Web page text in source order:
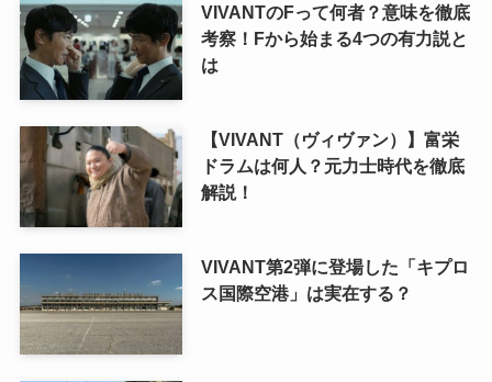
VIVANTのFって何者？意味を徹底
考察！Fから始まる4つの有力説と
は
【VIVANT（ヴィヴァン）】富栄
ドラムは何人？元力士時代を徹底
解説！
VIVANT第2弾に登場した「キプロ
ス国際空港」は実在する？